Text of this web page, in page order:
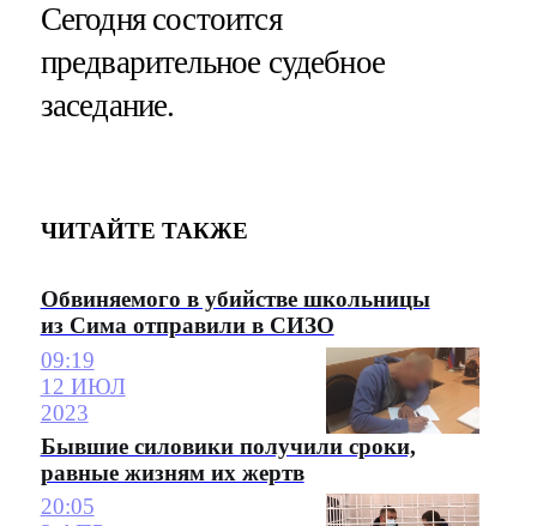
Сегодня состоится
предварительное судебное
заседание.
ЧИТАЙТЕ ТАКЖЕ
Обвиняемого в убийстве школьницы
из Сима отправили в СИЗО
09:19
12 ИЮЛ
2023
Бывшие силовики получили сроки,
равные жизням их жертв
20:05